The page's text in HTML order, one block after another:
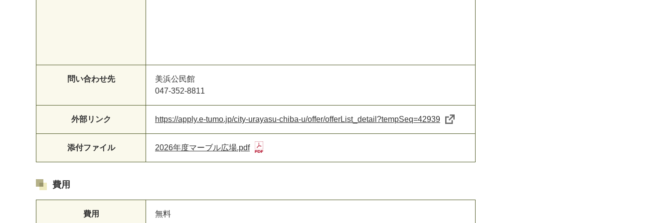
問い合わせ先
美浜公民館
047-352-8811
外部リンク https://apply.e-tumo.jp/city-urayasu-chiba-u/offer/offerList_detail?tempSeq=42939
添付ファイル 2026年度マーブル広場.pdf
費用
費用 無料